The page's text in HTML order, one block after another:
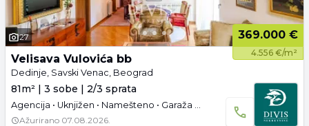
27 369.000 €
4.556 €/m²
Velisava Vulovića bb
Dedinje, Savski Venac, Beograd
81m² | 3 sobe | 2/3 sprata
Agencija • Uknjižen • Namešteno • Garaža i parking
Ažurirano 07.08.2026.